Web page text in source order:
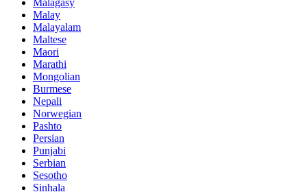
Malagasy
Malay
Malayalam
Maltese
Maori
Marathi
Mongolian
Burmese
Nepali
Norwegian
Pashto
Persian
Punjabi
Serbian
Sesotho
Sinhala